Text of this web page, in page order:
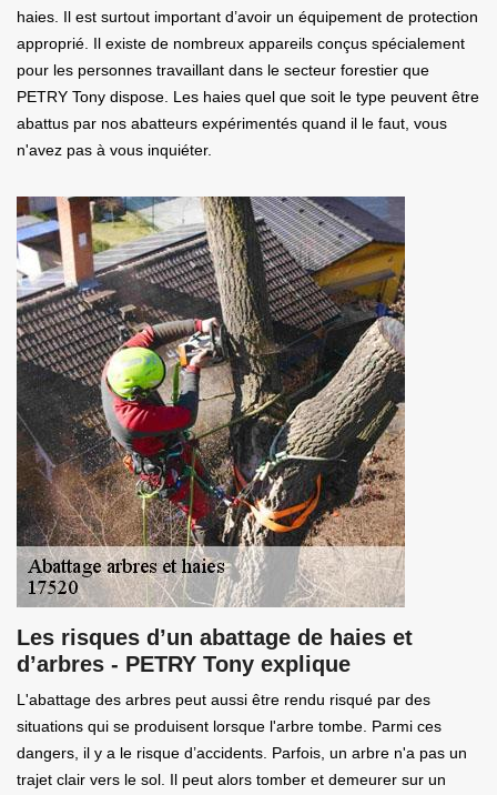
haies. Il est surtout important d’avoir un équipement de protection
approprié. Il existe de nombreux appareils conçus spécialement
pour les personnes travaillant dans le secteur forestier que
PETRY Tony dispose. Les haies quel que soit le type peuvent être
abattus par nos abatteurs expérimentés quand il le faut, vous
n'avez pas à vous inquiéter.
Les risques d’un abattage de haies et
d’arbres - PETRY Tony explique
L'abattage des arbres peut aussi être rendu risqué par des
situations qui se produisent lorsque l'arbre tombe. Parmi ces
dangers, il y a le risque d’accidents. Parfois, un arbre n'a pas un
trajet clair vers le sol. Il peut alors tomber et demeurer sur un